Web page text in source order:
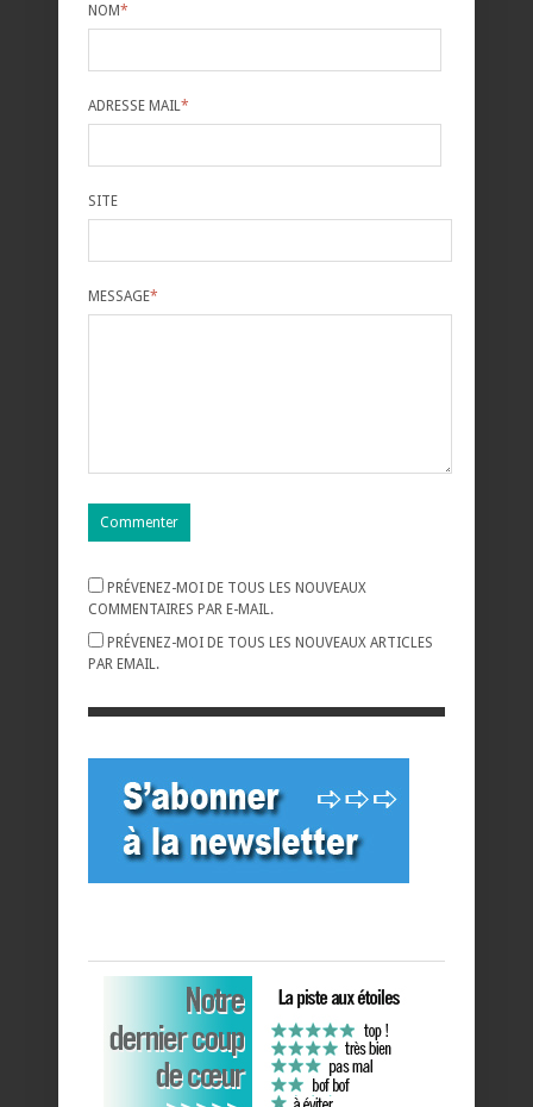
NOM*
ADRESSE MAIL *
SITE
MESSAGE*
PRÉVENEZ-MOI DE TOUS LES NOUVEAUX
COMMENTAIRES PAR E-MAIL.
PRÉVENEZ-MOI DE TOUS LES NOUVEAUX ARTICLES
PAR EMAIL.